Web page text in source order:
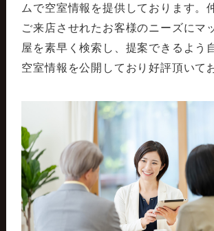
ムで空室情報を提供しております。
ご来店させれたお客様のニーズにマ
屋を素早く検索し、提案できるよう
空室情報を公開しており好評頂いて